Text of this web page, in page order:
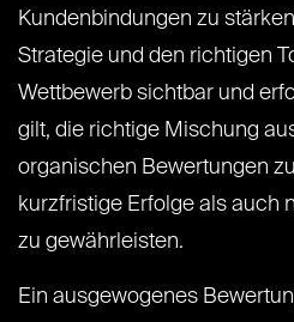
Kundenbindungen zu
Strategie und den richtigen
Wettbewerb sichtbar und
gilt, die richtige Mischung
organischen Bewertungen
kurzfristige Erfolge als auch
zu gewährleisten.
Ein ausgewogenes